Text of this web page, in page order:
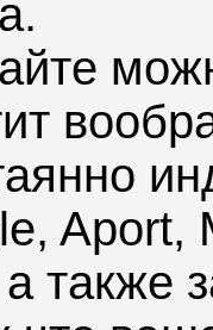
Aport,
также